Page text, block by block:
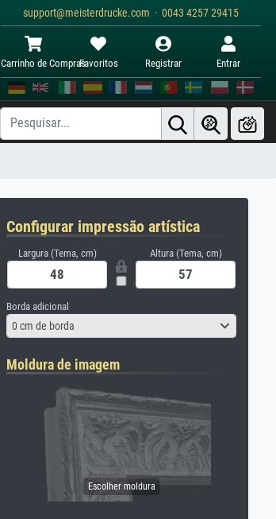
support@meisterdrucke.com · 0043 4257 29415
Carrinho de ComprasFavoritos Registrar Entrar
Configurar impressão artística
Largura (Tema, cm) Altura (Tema, cm)
Borda adicional
0 cm de borda
Moldura de imagem